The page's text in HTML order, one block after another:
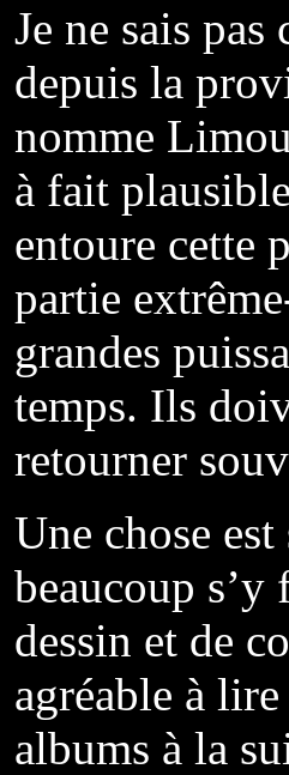
Je ne sais
depuis la
nomme
à fait
entoure cette
partie
grandes
temps. Ils
retourner
Une chose
beaucoup
dessin et de
agréable à
albums à la